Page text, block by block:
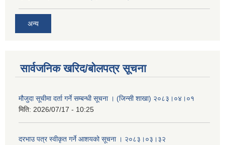
अन्य
सार्वजनिक खरिद/बोलपत्र सूचना
मौजुदा सूचीमा दर्ता गर्ने सम्बन्धी सूचना । (जिन्सी शाखा) २०८३।०४।०१
मिति: 2026/07/17 - 10:25
दरभाउ पत्र स्वीकृत गर्ने आशयको सूचना । २०८३।०३।३२